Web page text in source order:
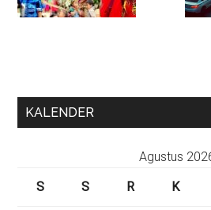
KALENDER
Agustus
S
S R K